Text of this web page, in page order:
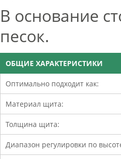
В основание
песок.
ОБЩИЕ ХАРАКТЕРИСТИКИ
Оптимально подходит как:
Материал щита:
Толщина щита:
Диапазон регулировки по